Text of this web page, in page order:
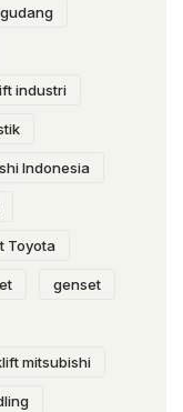
industri
Indonesia
Toyota
genset
mitsubishi